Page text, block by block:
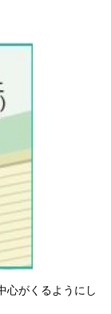
心がくるようにし